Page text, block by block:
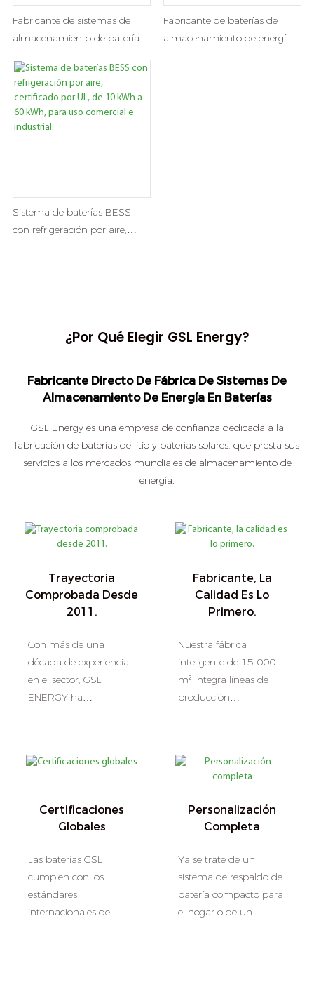
Fabricante de sistemas de
almacenamiento de baterías
UL de 14,34 kWh / 16,08
kWh
Fabricante de baterías de
almacenamiento de energía
Sistema de baterías BESS
con refrigeración por aire,
¿Por Qué Elegir GSL Energy?
Fabricante Directo De Fábrica De Sistemas De
Almacenamiento De Energía En Baterías
GSL Energy es una empresa de confianza dedicada a la
fabricación de baterías de litio y baterías solares, que presta sus
servicios a los mercados mundiales de almacenamiento de
energía.
Trayectoria
Comprobada Desde
2011.
Con más de una
década de experiencia
en el sector, GSL
ENERGY ha
energía con éxito en
hogares, fábricas,
telecomunicaciones y
proyectos a gran escala.
Fabricante, La
Calidad Es Lo
Primero.
Nuestra fábrica
inteligente de 15 000
m² integra líneas de
producción
baterías de litio hasta
soluciones completas de
almacenamiento de
producto se somete a
pruebas y certificaciones
que garantizan su
seguridad y
Certificaciones
Globales
Las baterías GSL
cumplen con los
estándares
internacionales de
Personalización
Completa
Ya se trate de un
sistema de respaldo de
batería compacto para
el hogar o de un